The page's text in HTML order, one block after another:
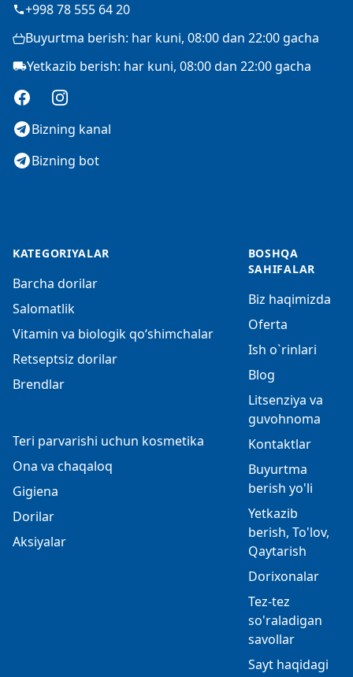
+998 78 555 64 20
Buyurtma berish: har kuni, 08:00 dan 22:00 gacha
Yetkazib berish: har kuni, 08:00 dan 22:00 gacha
FacebookInstagram
Bizning kanal
Bizning bot
KATEGORIYALAR
Barcha dorilar
Salomatlik
Vitamin va biologik qo‘shimchalar
Retseptsiz dorilar
Brendlar
Teri parvarishi uchun kosmetika
Ona va chaqaloq
Gigiena
Dorilar
Aksiyalar
BOSHQA
SAHIFALAR
Biz haqimizda
Oferta
Ish o`rinlari
Blog
Litsenziya va
guvohnoma
Kontaktlar
Buyurtma
berish yo'li
Yetkazib
berish, To'lov,
Qaytarish
Dorixonalar
Tez-tez
so'raladigan
savollar
Sayt haqidagi